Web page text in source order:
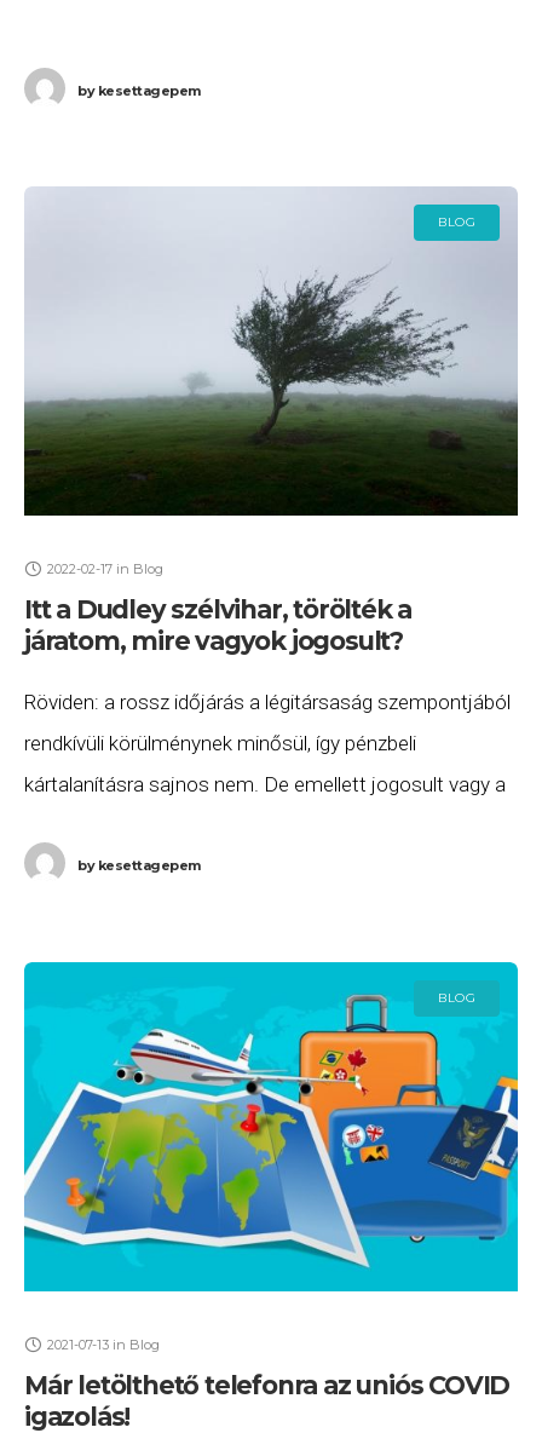
bykesettagepem
BLOG
2022-02-17 in Blog
Itt a Dudley szélvihar, törölték a
járatom, mire vagyok jogosult?
Röviden: a rossz időjárás a légitársaság szempontjából
rendkívüli körülménynek minősül, így pénzbeli
kártalanításra sajnos nem. De emellett jogosult vagy a
annak indulásáig. Ha ezeket
bykesettagepem
BLOG
2021-07-13 in Blog
Már letölthető telefonra az uniós COVID
igazolás!